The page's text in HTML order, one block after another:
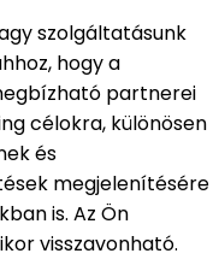
szolgáltatásunk
hogy a
partnerei
célokra, különösen
és
megjelenítésére
is. Az Ön
visszavonható.